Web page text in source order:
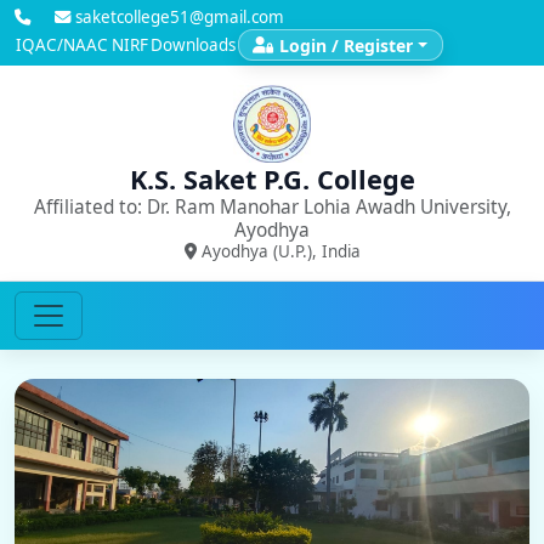
saketcollege51@gmail.com
IQAC/NAAC NIRFDownloads Login / Register
K.S. Saket P.G. College
Affiliated to: Dr. Ram Manohar Lohia Awadh University,
Ayodhya
Ayodhya (U.P.), India